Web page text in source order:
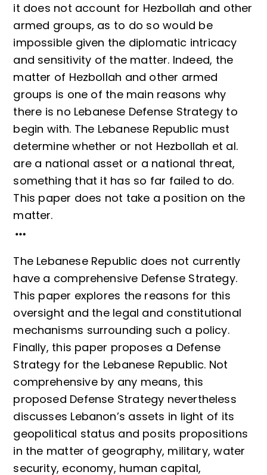
it does not account for Hezbollah and other
armed groups, as to do so would be
impossible given the diplomatic intricacy
and sensitivity of the matter. Indeed, the
matter of Hezbollah and other armed
groups is one of the main reasons why
there is no Lebanese Defense Strategy to
begin with. The Lebanese Republic must
determine whether or not Hezbollah et al.
are a national asset or a national threat,
something that it has so far failed to do.
This paper does not take a position on the
matter.
The Lebanese Republic does not currently
have a comprehensive Defense Strategy.
This paper explores the reasons for this
oversight and the legal and constitutional
mechanisms surrounding such a policy.
Finally, this paper proposes a Defense
Strategy for the Lebanese Republic. Not
comprehensive by any means, this
proposed Defense Strategy nevertheless
discusses Lebanon’s assets in light of its
geopolitical status and posits propositions
in the matter of geography, military, water
security, economy, human capital,